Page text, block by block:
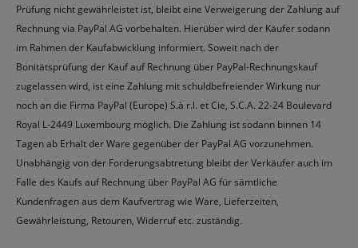
Prüfung nicht gewährleistet ist, bleibt eine Verweigerung der Zahlung auf
Rechnung via PayPal AG vorbehalten. Hierüber wird der Käufer sodann
im Rahmen der Kaufabwicklung informiert. Soweit nach der
Bonitätsprüfung der Kauf auf Rechnung über PayPal-Rechnungskauf
zugelassen wird, ist eine Zahlung mit schuldbefreiender Wirkung nur
noch an die Firma PayPal (Europe) S.à r.l. et Cie, S.C.A. 22-24 Boulevard
Royal L-2449 Luxembourg möglich. Die Zahlung ist sodann binnen 14
Tagen ab Erhalt der Ware gegenüber der PayPal AG vorzunehmen.
Unabhängig von der Forderungsabtretung bleibt der Verkäufer auch im
Falle des Kaufs auf Rechnung über PayPal AG für sämtliche
Kundenfragen aus dem Kaufvertrag wie Ware, Lieferzeiten,
Gewährleistung, Retouren, Widerruf etc. zuständig.